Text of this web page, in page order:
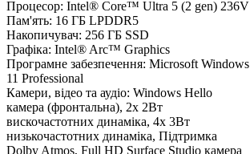
Процесор: Intel® Core™ Ultra 5 (2 gen) 236V
Пам'ять: 16 ГБ LPDDR5
Накопичувач: 256 ГБ SSD
Графіка: Intel® Arc™ Graphics
Програмне забезпечення: Microsoft Windows
11 Professional
Камери, відео та аудіо: Windows Hello
камера (фронтальна), 2х 2Вт
вискочастотних динаміка, 4х 3Вт
низькочастотних динаміка, Підтримка
Dolby Atmos, Full HD Surface Studio камера